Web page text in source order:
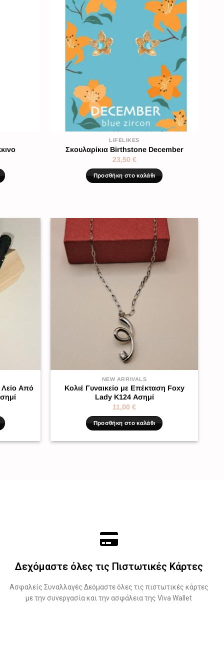
LIFELIKES
Σκουλαρίκια Birthstone December
23,50 €
Προσθήκη στο καλάθι
Λείο Από
NEW ARRIVALS
Κολιέ Γυναικείο με Επέκταση Foxy
Lady K124 Ασημί
11,00 €
Προσθήκη στο καλάθι
Δεχόμαστε όλες τις Πιστωτικές Κάρτες
Ασφαλείς Συναλλαγές Δεόμαστε όλες τις πιστωτικές κάρτες
με την συνεργασία και την ασφάλεια της Viva Wallet